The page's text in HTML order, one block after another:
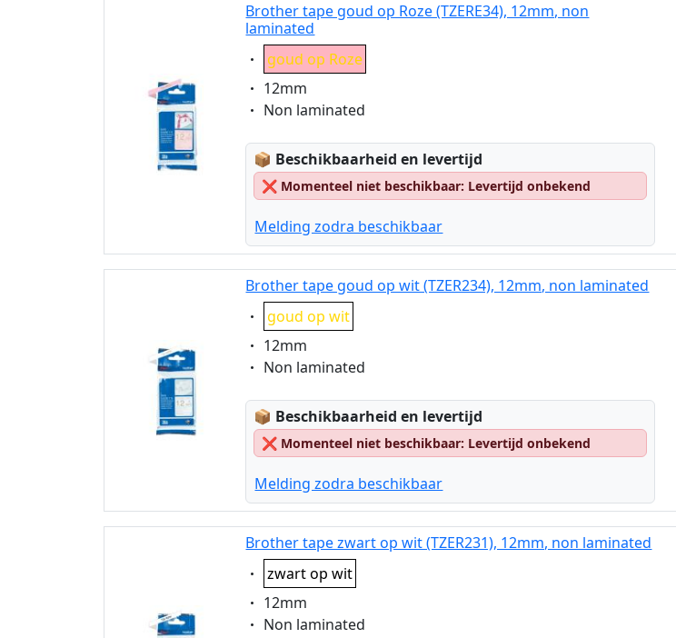
Brother tape goud op Roze (TZERE34), 12mm, non
laminated
Eigenschaft:
goud op Roze
Eigenschaft:
12mm
Eigenschaft:
Non laminated
📦 Lagerstatus:
Beschikbaarheid en levertijd
❌ Momenteel niet beschikbaar: Levertijd onbekend
Melding zodra beschikbaar
Brother tape goud op wit (TZER234), 12mm, non laminated
Eigenschaft:
goud op wit
Eigenschaft:
12mm
Eigenschaft:
Non laminated
📦 Lagerstatus:
Beschikbaarheid en levertijd
❌ Momenteel niet beschikbaar: Levertijd onbekend
Melding zodra beschikbaar
Brother tape zwart op wit (TZER231), 12mm, non laminated
Eigenschaft:
zwart op wit
Eigenschaft:
12mm
Eigenschaft:
Non laminated